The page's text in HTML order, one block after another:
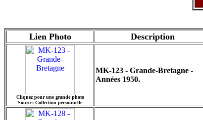
Lien Photo Description
Cliquez pour une grande photo
Source: Collection personnelle
MK-123 - Grande-Bretagne -
Années 1950.